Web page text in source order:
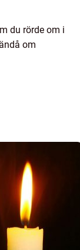
du rörde om i
om